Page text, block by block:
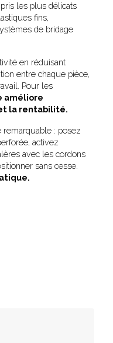
les plus délicats
fins,
de bridage
en réduisant
entre chaque pièce,
Pour les
améliore
la rentabilité.
: posez
activez
avec les cordons
sans cesse.